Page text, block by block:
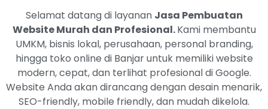
Selamat datang di layanan Jasa Pembuatan
Website Murah dan Profesional.Kami membantu
UMKM, bisnis lokal, perusahaan, personal branding,
hingga toko online di Banjar untuk memiliki website
modern, cepat, dan terlihat profesional di Google.
Website Anda akan dirancang dengan desain menarik,
SEO-friendly, mobile friendly, dan mudah dikelola.